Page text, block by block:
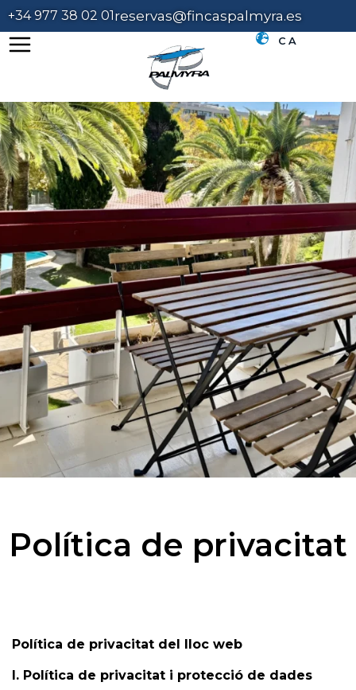
reservas@fincaspalmyra.es
+34 977 38 02 01
CA
Política de privacitat
Política de privacitat del lloc web
I. Política de privacitat i protecció de dades